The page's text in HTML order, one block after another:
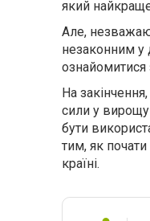
який
Але,
незаконним у
На
сили у
бути
тим, як
країні.